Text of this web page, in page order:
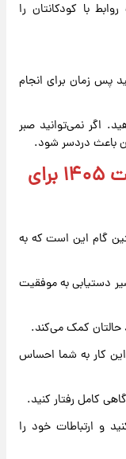
با کودکانتان را
زمان برای انجام
اگر نمی‌توانید صبر
باعث دردسر شود.
فال روزانه در روز ۱۷ اردیبهشت ۱۴۰۵ برای
گام این است که به
دستیابی به موفقیت
کمک می‌کند.
کار به شما احساس
کامل رفتار کنید.
و ارتباطات خود را